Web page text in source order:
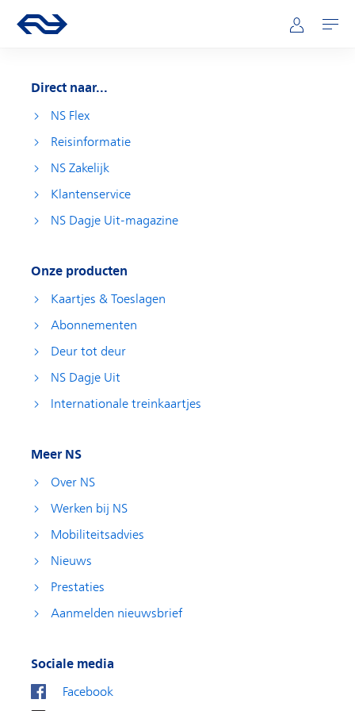
Hoofdnavigatie
Ga naar de homepage van ns.nl Mijn NS
Openen
Direct naar...
NS Flex
Reisinformatie
NS Zakelijk
Klantenservice
NS Dagje Uit-magazine
Onze producten
Kaartjes & Toeslagen
Abonnementen
Deur tot deur
NS Dagje Uit
Internationale treinkaartjes
Meer NS
Over NS
Werken bij NS
Mobiliteitsadvies
Nieuws
Prestaties
Aanmelden nieuwsbrief
Sociale media
Facebook